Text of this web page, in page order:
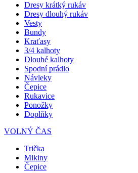
Dresy krátký rukáv
Dresy dlouhý rukáv
Vesty
Bundy
Kraťasy
3/4 kalhoty
Dlouhé kalhoty
Spodní prádlo
Návleky
Čepice
Rukavice
Ponožky
Doplňky
VOLNÝ ČAS
Trička
Mikiny
Čepice